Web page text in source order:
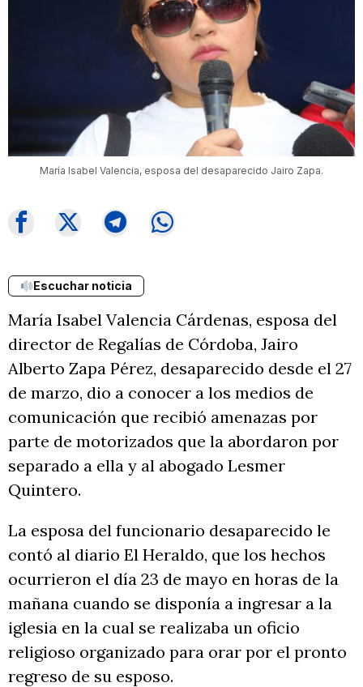
María Isabel Valencia, esposa del desaparecido Jairo Zapa.
Escuchar noticia
María Isabel Valencia Cárdenas, esposa del
director de Regalías de Córdoba, Jairo
Alberto Zapa Pérez, desaparecido desde el 27
de marzo, dio a conocer a los medios de
comunicación que recibió amenazas por
parte de motorizados que la abordaron por
separado a ella y al abogado Lesmer
Quintero.
La esposa del funcionario desaparecido le
contó al diario El Heraldo, que los hechos
ocurrieron el día 23 de mayo en horas de la
mañana cuando se disponía a ingresar a la
iglesia en la cual se realizaba un oficio
religioso organizado para orar por el pronto
regreso de su esposo.